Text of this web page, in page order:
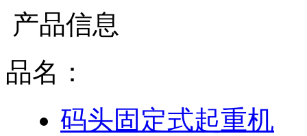
产品信息
品名：
码头固定式起重机